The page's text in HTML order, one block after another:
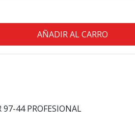
97-44 PROFESIONAL